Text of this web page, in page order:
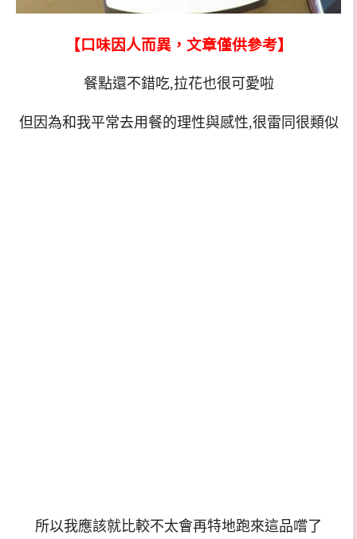
【口味因人而異，文章僅供參考】
餐點還不錯吃,拉花也很可愛啦
但因為和我平常去用餐的理性與感性,很雷同很類似
所以我應該就比較不太會再特地跑來這品嚐了